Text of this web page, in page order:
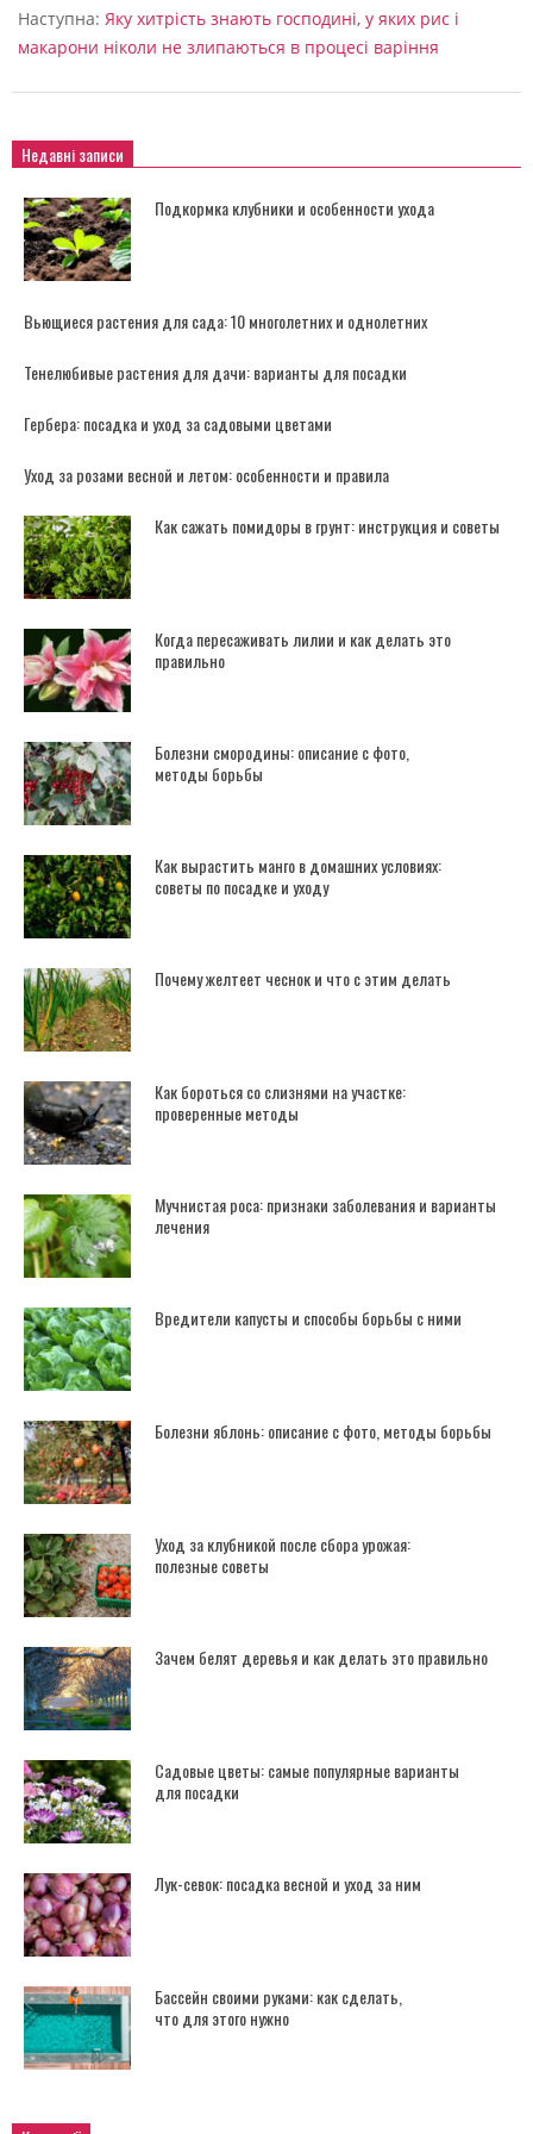
Наступна: Яку хитрість знають господині, у яких рис і
макарони ніколи не злипаються в процесі варіння
Недавні записи
Подкормка клубники и особенности ухода
Вьющиеся растения для сада: 10 многолетних и однолетних
Тенелюбивые растения для дачи: варианты для посадки
Гербера: посадка и уход за садовыми цветами
Уход за розами весной и летом: особенности и правила
Как сажать помидоры в грунт: инструкция и советы
Когда пересаживать лилии и как делать это
правильно
Болезни смородины: описание с фото,
методы борьбы
Как вырастить манго в домашних условиях:
советы по посадке и уходу
Почему желтеет чеснок и что с этим делать
Как бороться со слизнями на участке:
проверенные методы
Мучнистая роса: признаки заболевания и варианты
лечения
Вредители капусты и способы борьбы с ними
Болезни яблонь: описание с фото, методы борьбы
Уход за клубникой после сбора урожая:
полезные советы
Зачем белят деревья и как делать это правильно
Садовые цветы: самые популярные варианты
для посадки
Лук-севок: посадка весной и уход за ним
Бассейн своими руками: как сделать,
что для этого нужно